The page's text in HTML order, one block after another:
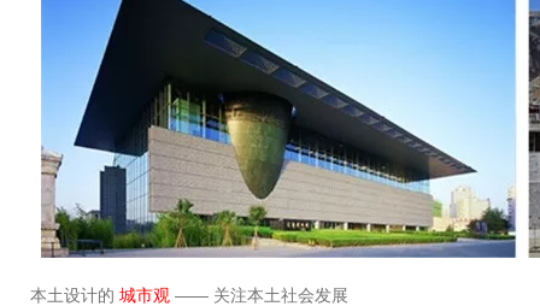
本土设计的 城市观 —— 关注本土社会发展